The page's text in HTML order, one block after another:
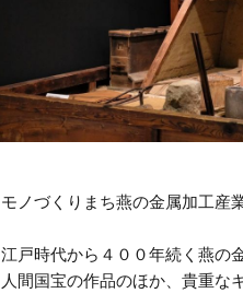
モノづくりまち燕の金属加工産
江戸時代から４００年続く燕の
人間国宝の作品のほか、貴重な